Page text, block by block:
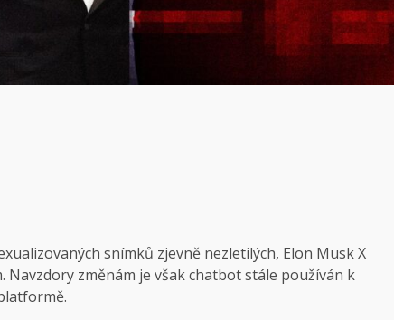
snímků zjevně nezletilých, Elon Musk X
změnám je však chatbot stále používán k